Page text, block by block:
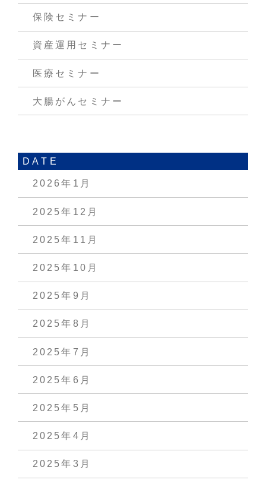
保険セミナー
資産運用セミナー
医療セミナー
大腸がんセミナー
DATE
2026年1月
2025年12月
2025年11月
2025年10月
2025年9月
2025年8月
2025年7月
2025年6月
2025年5月
2025年4月
2025年3月